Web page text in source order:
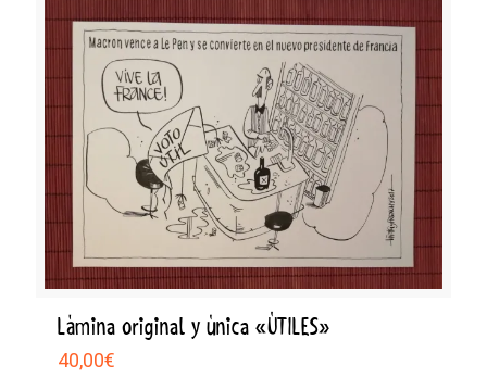
Lámina original y única «ÚTILES»
40,00€